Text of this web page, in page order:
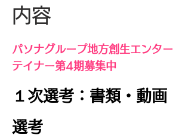
​内容
​パソナグループ地方創生エンター
テイナー​第4期募集中
１次選考：書類・動画
選考